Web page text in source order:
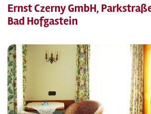
Ernst Czerny GmbH,
Bad Hofgastein